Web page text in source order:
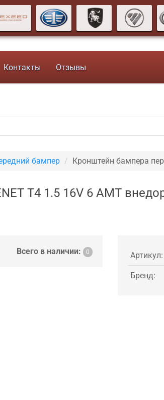
Контакты Отзывы
бампер Кронштейн бампера
T4 1.5 16V 6 AMT
Всего в наличии: 0 Артикул:
Бренд: